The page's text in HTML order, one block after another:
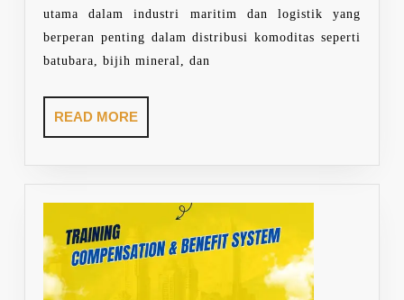
utama dalam industri maritim dan logistik yang
berperan penting dalam distribusi komoditas seperti
batubara, bijih mineral, dan
READ MOREREAD
MORE